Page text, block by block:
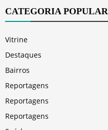
CATEGORIA POPULAR
Vitrine
Destaques
Bairros
Reportagens
Reportagens
Reportagens